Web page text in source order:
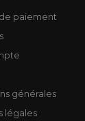
paiement
générales
légales